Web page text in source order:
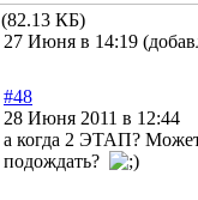
(82.13 КБ)
27 Июня в 14:19 (
#48
28 Июня 2011 в 12:44
а когда 2 ЭТАП?
подождать?